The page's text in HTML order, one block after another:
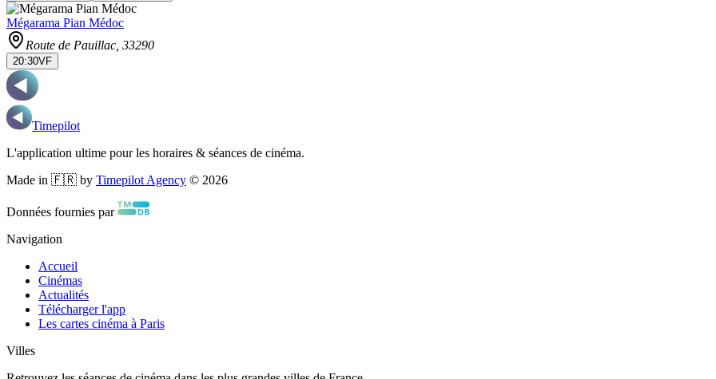
Mégarama Pian Médoc
Route de Pauillac , 33290
20:30VF
Timepilot
L'application ultime pour les horaires & séances de cinéma.
Made in 🇫🇷 by Timepilot Agency © 2026
Données fournies par
Navigation
Accueil
Cinémas
Actualités
Télécharger l'app
Les cartes cinéma à Paris
Villes